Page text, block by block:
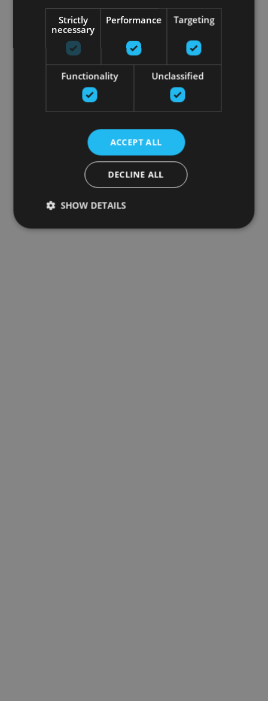
Strictly
necessary
Performance Targeting
Functionality Unclassified
ACCEPT ALL
DECLINE ALL
SHOW DETAILS